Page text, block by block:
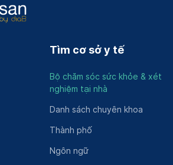
Tìm cơ sở y tế
Bộ chăm sóc sức khỏe & xét
nghiệm tại nhà
Danh sách chuyên khoa
Thành phố
Ngôn ngữ